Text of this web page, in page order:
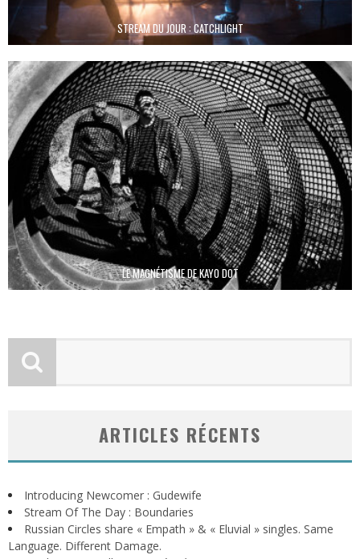
STREAM DU JOUR : CATCHLIGHT
LE MAGNÉTISME DE KAYO DOT
ARTICLES RÉCENTS
Introducing Newcomer : Gudewife
Stream Of The Day : Boundaries
Russian Circles share « Empath » & « Eluvial » singles. Same
Language. Different Damage.